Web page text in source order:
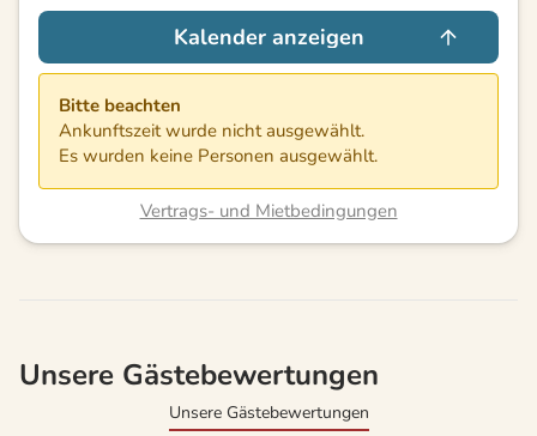
Kalender anzeigen
Bitte beachten
Ankunftszeit wurde nicht ausgewählt.
Es wurden keine Personen ausgewählt.
Vertrags- und Mietbedingungen
Unsere Gästebewertungen
Unsere Gästebewertungen